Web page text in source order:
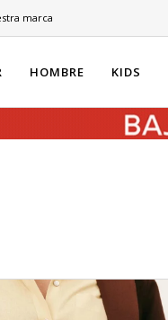
HOMBRE KIDS
marca